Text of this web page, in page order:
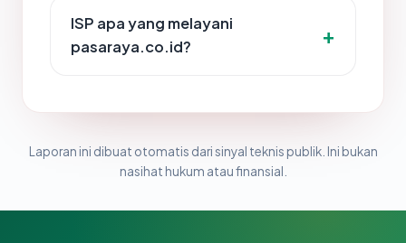
ISP apa yang melayani
pasaraya.co.id?
Laporan ini dibuat otomatis dari sinyal teknis publik. Ini bukan
nasihat hukum atau finansial.